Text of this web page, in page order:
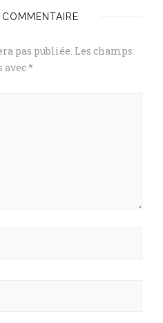
COMMENTAIRE
pas publiée. Les champs
avec*